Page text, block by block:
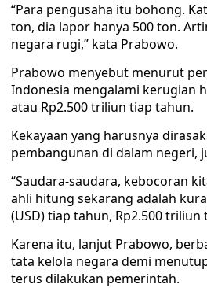
“Para pengusaha itu bohong.
ton, dia lapor hanya 500 ton.
negara rugi,” kata Prabowo.
Prabowo menyebut menurut
Indonesia mengalami kerugian
atau Rp2.500 triliun tiap tahun.
Kekayaan yang harusnya
pembangunan di dalam negeri,
“Saudara-saudara, kebocoran
ahli hitung sekarang adalah
(USD) tiap tahun, Rp2.500 triliun
Karena itu, lanjut Prabowo,
tata kelola negara demi
terus dilakukan pemerintah.